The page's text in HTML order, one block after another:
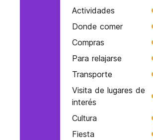
Actividades
Donde comer
Compras
Para relajarse
Transporte
Visita de lugares de
interés
Cultura
Fiesta